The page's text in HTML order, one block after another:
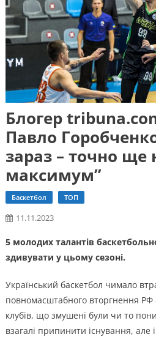
Блогер
Павло
зараз – точно ще
максимум”
Баскетбол ТОП
11.11.2023
5 молодих талантів
здивувати у цьому сезоні.
Український баскетбол чимало
повномасштабного вторгнення РФ
клубів, що змушені були чи то
взагалі припинити існування, але